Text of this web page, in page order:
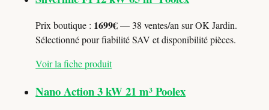
Prix boutique : 1699€— 38 ventes/an sur OK Jardin.
Sélectionné pour fiabilité SAV et disponibilité pièces.
Voir la fiche produit
Nano Action 3 kW 21 m³ Poolex